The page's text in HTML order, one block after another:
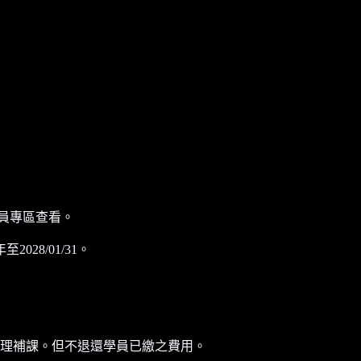
專區查看。
2028/01/31。
補課。但不退還學員已繳之費用。